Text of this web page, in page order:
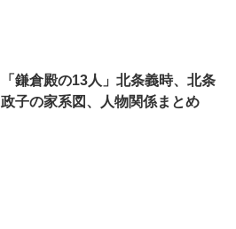
「鎌倉殿の13人」北条義時、北条
政子の家系図、人物関係まとめ